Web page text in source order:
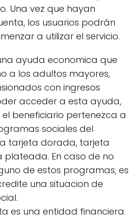
Una vez que hayan
los usuarios podrán
a utilizar el servicio.
ayuda economica que
a los adultos mayores,
con ingresos
acceder a esta ayuda,
beneficiario pertenezca a
sociales del
tarjeta dorada, tarjeta
En caso de no
de estos programas, es
una situacion de
es una entidad financiera